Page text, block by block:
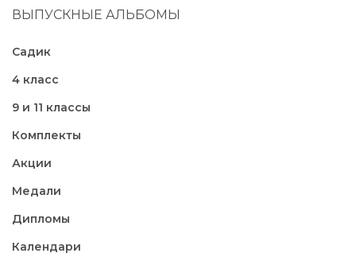
ВЫПУСКНЫЕ АЛЬБОМЫ
Садик
4 класс
9 и 11 классы
Комплекты
Акции
Медали
Дипломы
Календари